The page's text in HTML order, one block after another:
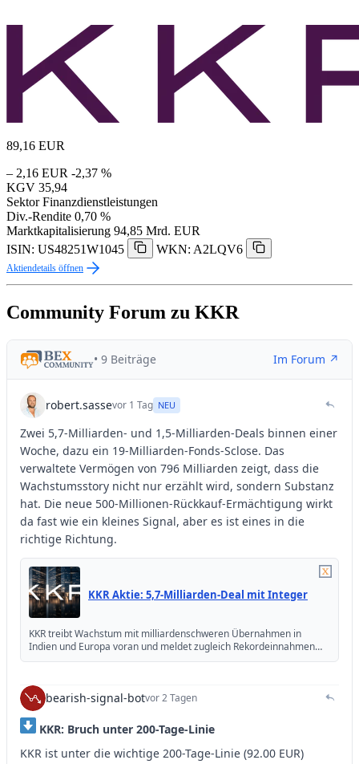
89,16 EUR
– 2,16 EUR -2,37 %
KGV 35,94
Sektor Finanzdienstleistungen
Div.-Rendite 0,70 %
Marktkapitalisierung 94,85 Mrd. EUR
ISIN: US48251W1045
WKN: A2LQV6
Aktiendetails öffnen
Community Forum zu KKR